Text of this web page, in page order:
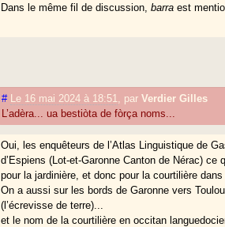
Dans le même fil de discussion,barra est
# Le 16 mai 2024 à 18:51 parVerdier Gilles
L’adèra... ua bestiòta de fòrça noms...
Oui, les enquêteurs de l’Atlas Linguistique de
d’Espiens (Lot-et-Garonne Canton de Nérac)
pour la jardinière, et donc pour la courtilière
On a aussi sur les bords de Garonne vers
(l’écrevisse de terre)...
et le nom de la courtilière en occitan